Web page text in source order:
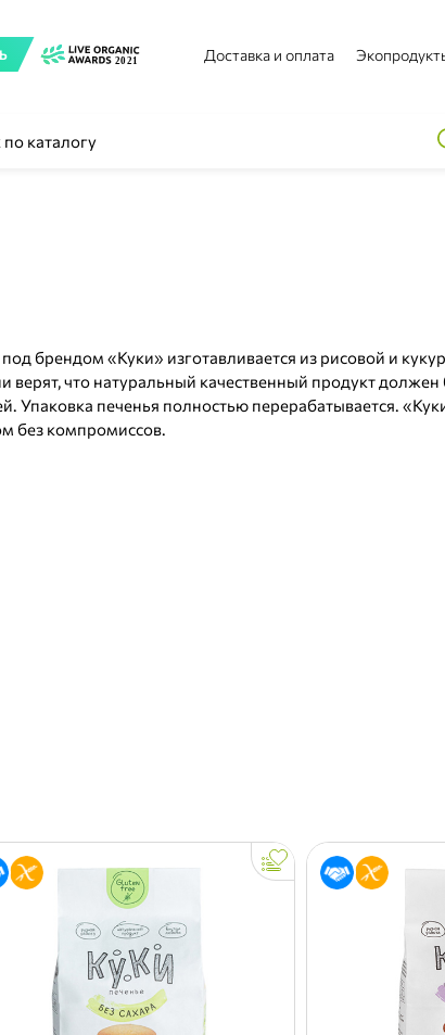
Доставка и оплата
брендом «Куки» изготавливается из рисовой и
верят, что натуральный качественный продукт
Упаковка печенья полностью перерабатывается.
без компромиссов.